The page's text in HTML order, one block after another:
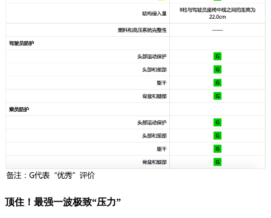
顶住！最强一波极致“压力”